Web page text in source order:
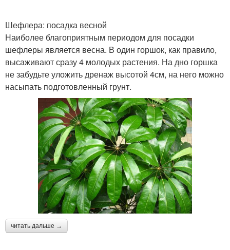
Шефлера: посадка весной
Наиболее благоприятным периодом для посадки
шефлеры является весна. В один горшок, как правило,
высаживают сразу 4 молодых растения. На дно горшка
не забудьте уложить дренаж высотой 4см, на него можно
насыпать подготовленный грунт.
читать дальше →